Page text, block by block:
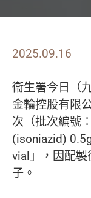
2025.09.16
衞生署今日（
金輪控股有限
次（批次編號
(isoniazid)
vial」，因配
子。